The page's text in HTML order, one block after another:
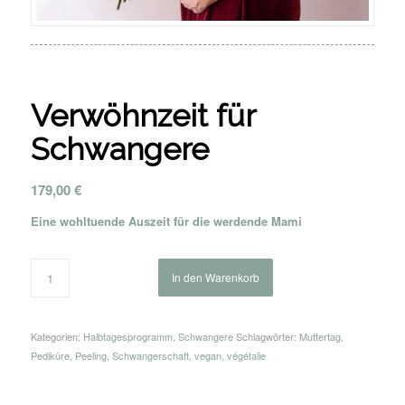
Verwöhnzeit für
Schwangere
179,00€
Eine wohltuende Auszeit für die werdende Mami
In den Warenkorb
Kategorien: Halbtagesprogramm, Schwangere Schlagwörter: Muttertag,
Pediküre, Peeling, Schwangerschaft, vegan, végétalie